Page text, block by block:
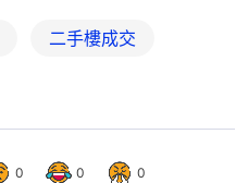
二手樓成交
0 0 0